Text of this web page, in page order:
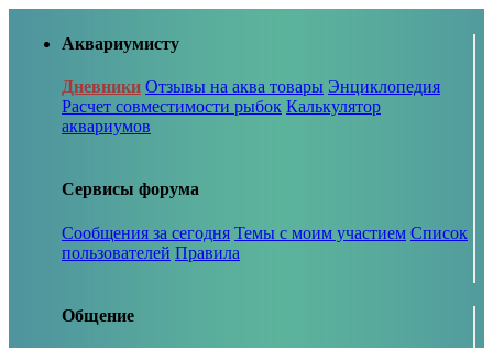
Аквариумисту
Дневники Отзывы на аква товары Энциклопедия
Расчет совместимости рыбок Калькулятор
аквариумов
Сервисы форума
Сообщения за сегодня Темы с моим участием Список
пользователей Правила
Общение